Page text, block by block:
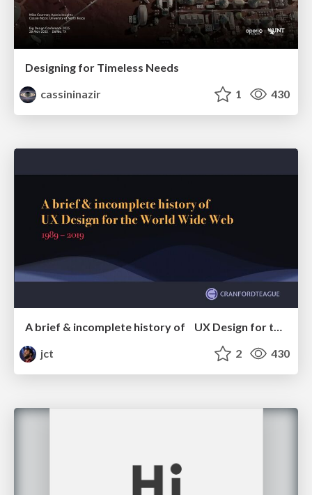
Designing for Timeless Needs
cassininazir
1 430
A brief & incomplete history of UX Design for the World Wide Web: 1989–2019
jct
2 430